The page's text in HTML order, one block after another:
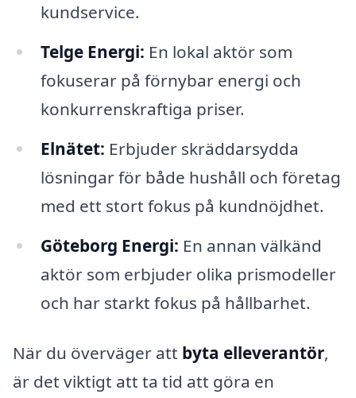
kundservice.
Telge Energi: En lokal aktör som
fokuserar på förnybar energi och
konkurrenskraftiga priser.
Elnätet: Erbjuder skräddarsydda
lösningar för både hushåll och företag
med ett stort fokus på kundnöjdhet.
Göteborg Energi: En annan välkänd
aktör som erbjuder olika prismodeller
och har starkt fokus på hållbarhet.
När du överväger att byta elleverantör,
är det viktigt att ta tid att göra en